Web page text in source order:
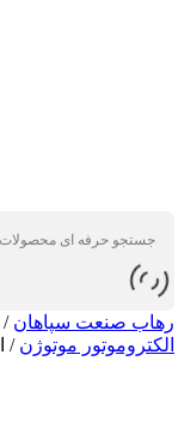
رهاب صنعت سپاهان /
الکتروموتور موتوژن /